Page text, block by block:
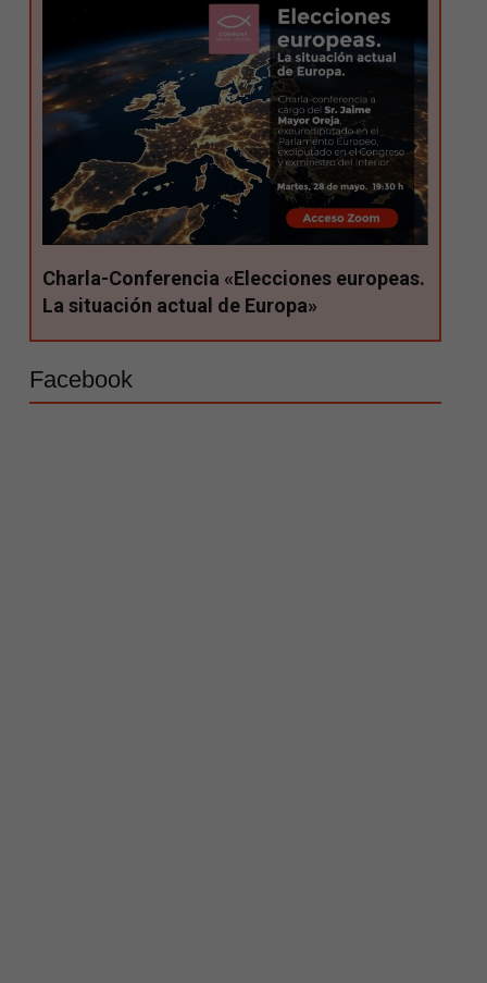
Charla-Conferencia «Elecciones europeas.
La situación actual de Europa»
Facebook